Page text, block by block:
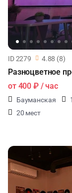
ID 2279 4.88 (8)
Разноцветное
от 400 ₽/ час
Бауманская
20 мест